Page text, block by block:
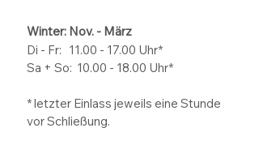
Winter: Nov. - März
Di - Fr: 11.00 - 17.00 Uhr*
Sa + So: 10.00 - 18.00 Uhr*
* letzter Einlass jeweils eine Stunde
vor Schließung.